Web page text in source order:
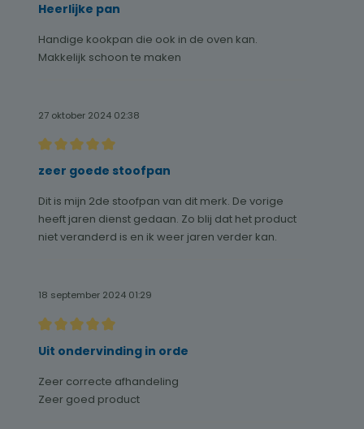
Heerlijke pan
Handige kookpan die ook in de oven kan.
Makkelijk schoon te maken
27 oktober 2024 02:38
Recensie met een waardering van 5 van de 5 sterren
zeer goede stoofpan
Dit is mijn 2de stoofpan van dit merk. De vorige
heeft jaren dienst gedaan. Zo blij dat het product
niet veranderd is en ik weer jaren verder kan.
18 september 2024 01:29
Recensie met een waardering van 5 van de 5 sterren
Uit ondervinding in orde
Zeer correcte afhandeling
Zeer goed product